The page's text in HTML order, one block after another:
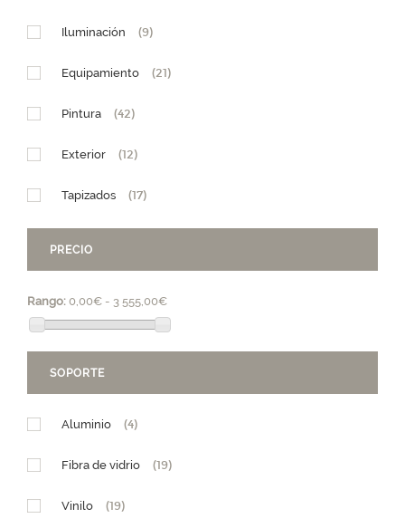
Iluminación (9)
Equipamiento (21)
Pintura (42)
Exterior (12)
Tapizados (17)
PRECIO
Rango: 0,00€ - 3 555,00€
SOPORTE
Aluminio (4)
Fibra de vidrio (19)
Vinilo (19)